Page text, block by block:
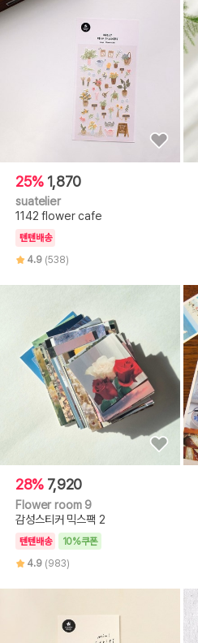
25% 1,870
suatelier
1142 flower cafe
텐텐배송
4.9 (538)
28% 7,920
Flower room 9
감성스티커 믹스팩 2
텐텐배송
10%쿠폰
4.9 (983)